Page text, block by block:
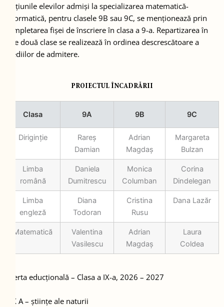
Opțiunile elevilor admiși la specializarea matematică-
informatică, pentru clasele 9B sau 9C, se menționează prin
completarea fișei de înscriere în clasa a 9-a. Repartizarea în
cele două clase se realizează în ordinea descrescătoare a
mediilor de admitere.
PROIECTUL ÎNCADRĂRII
Clasa 9A 9B 9C
Diriginție
Rareș
Damian
Adrian
Magdaș
Margareta
Bulzan
Limba
română
Daniela
Dumitrescu
Monica
Columban
Corina
Dindelegan
Limba
engleză
Diana
Todoran
Cristina
Rusu
Dana Lazăr
Matematică
Valentina
Vasilescu
Adrian
Magdaș
Laura
Coldea
Oferta educțională – Clasa a IX-a, 2026 – 2027
• IX A – științe ale naturii